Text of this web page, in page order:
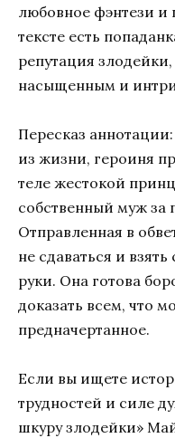
любовное фэнтези и
тексте есть
репутация
насыщенным и
Пересказ
из жизни, героиня
теле жестокой
собственный муж за
Отправленная в
не сдаваться и
руки. Она готова
доказать всем, что
предначертанное.
Если вы ищете
трудностей и силе
шкуру злодейки»